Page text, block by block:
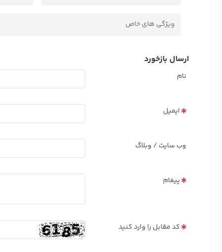
ویژگی های خاص
ارسال بازخورد
نام
ایمیل
وب سایت / وبلاگ
پیغام
کد مقابل را وارد کنید